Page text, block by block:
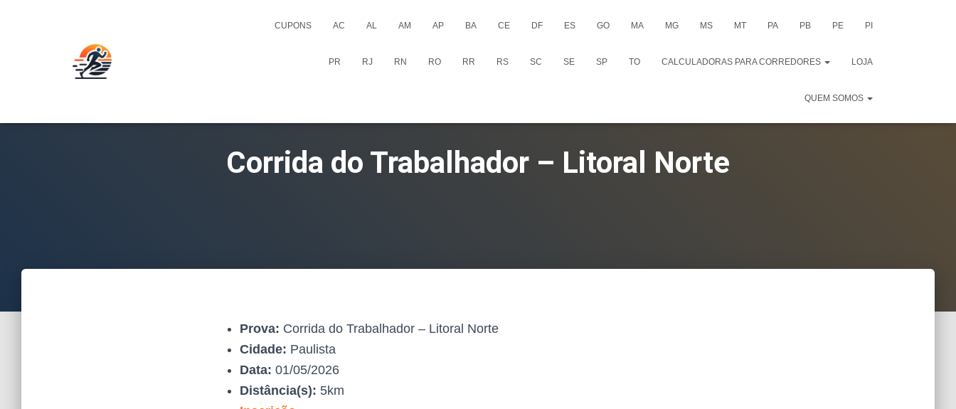
CUPONS AC AL AM AP BA CE DF ES GO MA MG MS MT PA PB PE PI
PR RJ RN RO RR RS SC SE SP TO CALCULADORAS PARA CORREDORES LOJA
QUEM SOMOS
Corrida do Trabalhador – Litoral Norte
Prova: Corrida do Trabalhador – Litoral Norte
Cidade: Paulista
Data: 01/05/2026
Distância(s): 5km